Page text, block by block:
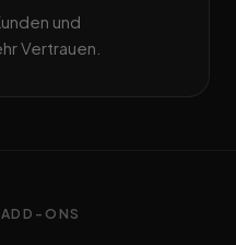
und
Vertrauen.
ONS